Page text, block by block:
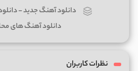
دانلود آهنگ جدید-
دانلود آهنگ های
نظرات کاربران